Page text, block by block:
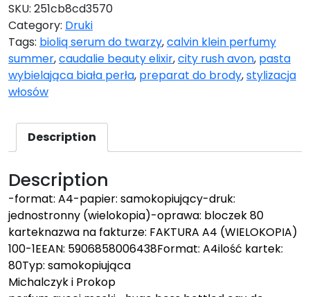
SKU: 251cb8cd3570
Category: Druki
Tags: bioliq serum do twarzy,calvin klein perfumy
summer,caudalie beauty elixir,city rush avon, pasta
wybielająca biała perła, preparat do brody,stylizacja
włosów
Description
Description
-format: A4-papier: samokopiujący-druk:
jednostronny (wielokopia)-oprawa: bloczek 80
karteknazwa na fakturze: FAKTURA A4 (WIELOKOPIA)
100-1EEAN: 5906858006438Format: A4ilość kartek:
80Typ: samokopiująca
Michalczyk i Prokop